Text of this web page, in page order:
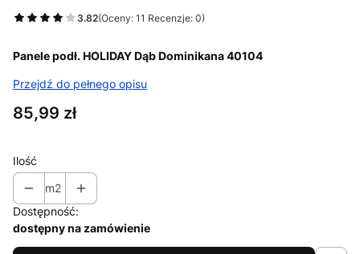
3.82(Oceny: 11 Recenzje: 0)
Panele podł. HOLIDAY Dąb Dominikana 40104
Przejdź do pełnego opisu
Cena
85,99 zł
Ilość
m2
Dostępność:
dostępny na zamówienie